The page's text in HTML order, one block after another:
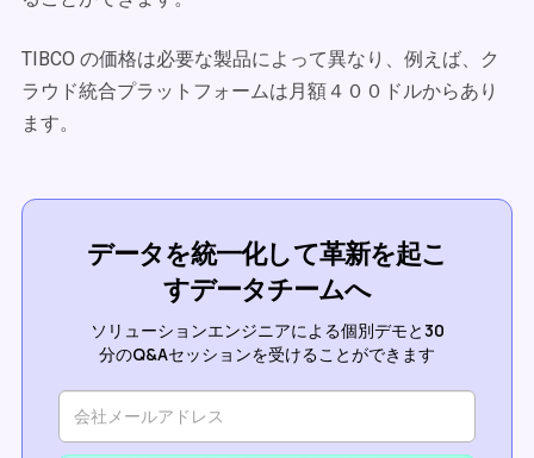
TIBCO の価格は必要な製品によって異なり、例えば、ク
ラウド統合プラットフォームは月額４００ドルからあり
ます。
データを統一化して革新を起こ
すデータチームへ
ソリューションエンジニアによる個別デモと30
分のQ&Aセッションを受けることができます